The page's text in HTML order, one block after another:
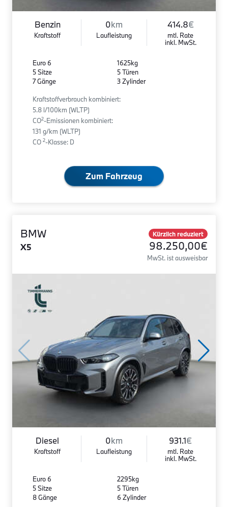
Benzin
Kraftstoff
0km
Laufleistung
414.8€
mtl. Rate
inkl. MwSt.
Euro 6
5 Sitze
7 Gänge
1625kg
5 Türen
3 Zylinder
Kraftstoffverbrauch kombiniert:
5.8 l/100km (WLTP)
CO2-Emissionen kombiniert:
131 g/km (WLTP)
CO 2-Klasse: D
Zum Fahrzeug
BMW
X5
Kürzlich reduziert
98.250,00€
MwSt. ist ausweisbar
Diesel
Kraftstoff
0km
Laufleistung
931.1€
mtl. Rate
inkl. MwSt.
Euro 6
5 Sitze
8 Gänge
2295kg
5 Türen
6 Zylinder